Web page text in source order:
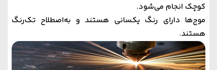
کوچک انجام می‌شود.
موج‌ها دارای رنگ یکسانی هستند و به‌اصطلاح تک‌رنگ
هستند.